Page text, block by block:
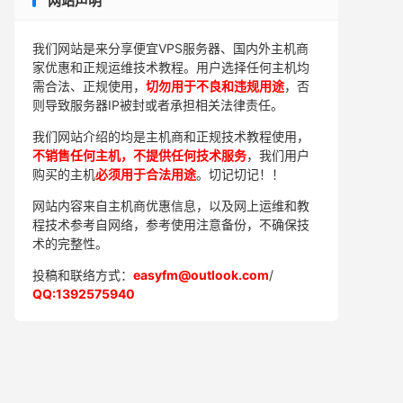
我们网站是来分享便宜VPS服务器、国内外主机商
家优惠和正规运维技术教程。用户选择任何主机均
需合法、正规使用， 切勿用于不良和违规用途，否
则导致服务器IP被封或者承担相关法律责任。
我们网站介绍的均是主机商和正规技术教程使用，
不销售任何主机，不提供任何技术服务，我们用户
购买的主机必须用于合法用途。切记切记！！
网站内容来自主机商优惠信息，以及网上运维和教
程技术参考自网络，参考使用注意备份，不确保技
术的完整性。
投稿和联络方式： easyfm@outlook.com/
QQ:1392575940